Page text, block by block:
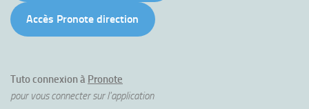
Accès Pronote direction
Tuto connexion à Pronote
pour vous connecter sur l'application